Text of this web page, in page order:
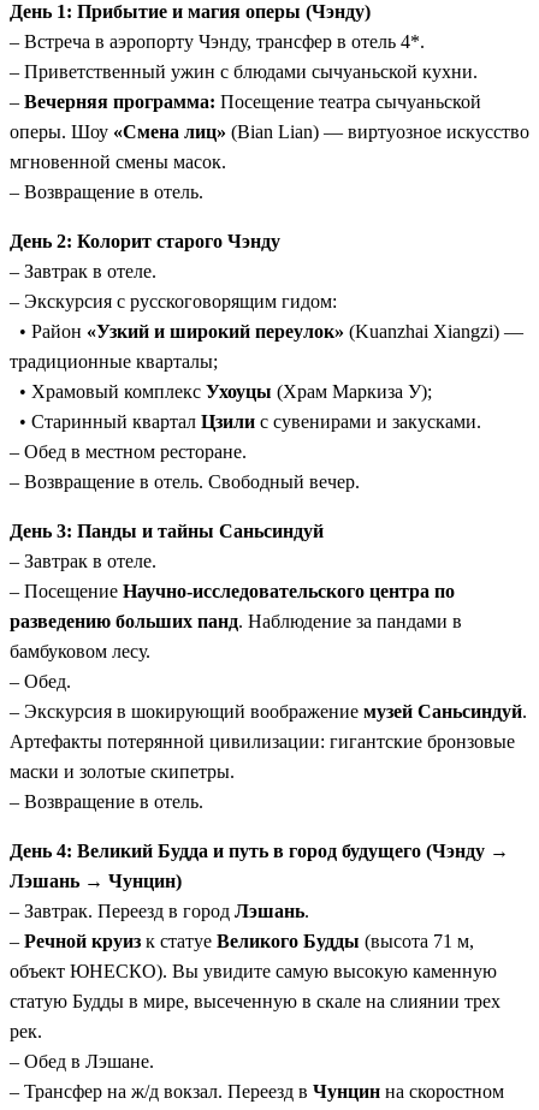
Гастрономическое путешествие:Вы попробуете
знаменитый сычуаньский хот-пот в двух его вариациях:
чэндувской (острой) и чунцинской (еще более острой!).
Комфорт перемещения:Скоростные поезда (всего 1–
1.5 часа в пути) делают переход между городами
быстрым и удобным.
День 1: Прибытие и магия оперы (Чэнду)
– Встреча в аэропорту Чэнду, трансфер в отель 4*.
– Приветственный ужин с блюдами сычуаньской кухни.
– Вечерняя программа: Посещение театра сычуаньской
оперы. Шоу «Смена лиц» (Bian Lian) — виртуозное искусство
мгновенной смены масок.
– Возвращение в отель.
День 2: Колорит старого Чэнду
– Завтрак в отеле.
– Экскурсия с русскоговорящим гидом:
• Район «Узкий и широкий переулок» (Kuanzhai Xiangzi) —
традиционные кварталы;
• Храмовый комплекс Ухоуцы (Храм Маркиза У);
• Старинный квартал Цзили с сувенирами и закусками.
– Обед в местном ресторане.
– Возвращение в отель. Свободный вечер.
День 3: Панды и тайны Саньсиндуй
– Завтрак в отеле.
– Посещение Научно-исследовательского центра по
разведению больших панд. Наблюдение за пандами в
бамбуковом лесу.
– Обед.
– Экскурсия в шокирующий воображение музей Саньсиндуй.
Артефакты потерянной цивилизации: гигантские бронзовые
маски и золотые скипетры.
– Возвращение в отель.
День 4: Великий Будда и путь в город будущего (Чэнду →
Лэшань → Чунцин)
– Завтрак. Переезд в город Лэшань.
– Речной круиз к статуе Великого Будды (высота 71 м,
объект ЮНЕСКО). Вы увидите самую высокую каменную
статую Будды в мире, высеченную в скале на слиянии трех
рек.
– Обед в Лэшане.
– Трансфер на ж/д вокзал. Переезд в Чунцин на скоростном